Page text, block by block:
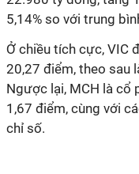
5,14% so với trung
Ở chiều tích cực, VIC
20,27 điểm, theo sau
Ngược lại, MCH là cổ
1,67 điểm, cùng với
chỉ số.